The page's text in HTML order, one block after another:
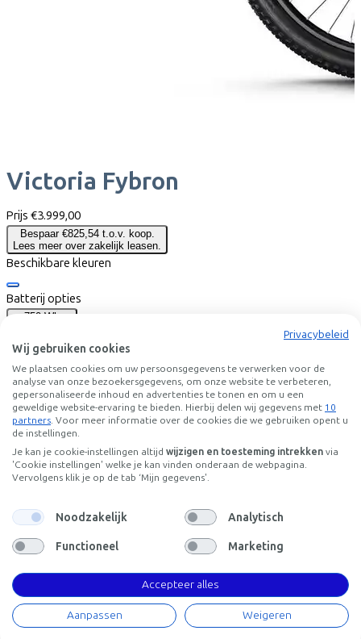
Victoria Fybron
Prijs €3.999,00
Bespaar €825,54 t.o.v. koop.
Lees meer over zakelijk leasen.
Beschikbare kleuren
Batterij opties
750 Wh
Frame model
Hoog
Accu afneembaar
Ja
WERKNEMER ZELFSTANDIGE
Deze fiets lease je via je werkgever. Bereken de leaseprijs per
maand
Mijn werkgever betaalt
Let op: de vermelde lease- en verkoopprijzen zijn indicatief. De
verkoopprijs van de (web)winkel is leidend voor de uiteindelijke
Leaseprijs p/m vanaf
€93,86
Incl. Service & verzekeringspakket
Overnameprijs na 3 jaar:€799,80
Privacybeleid
Wij gebruiken cookies
We plaatsen cookies om uw persoonsgegevens te verwerken voor de
analyse van onze bezoekersgegevens, om onze website te verbeteren,
gepersonaliseerde inhoud en advertenties te tonen en om u een
geweldige website-ervaring te bieden. Hierbij delen wij gegevens met 10
partners. Voor meer informatie over de cookies die we gebruiken opent u
de instellingen.
Je kan je cookie-instellingen altijd wijzigen en toesteming intrekken via
'Cookie instellingen' welke je kan vinden onderaan de webpagina.
Vervolgens klik je op de tab ‘Mijn gegevens'.
Noodzakelijk Analytisch
Functioneel Marketing
Accepteer alles
Aanpassen Weigeren